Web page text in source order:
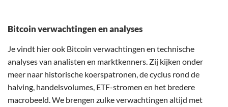
Bitcoin verwachtingen en analyses
Je vindt hier ook Bitcoin verwachtingen en technische
analyses van analisten en marktkenners. Zij kijken onder
meer naar historische koerspatronen, de cyclus rond de
halving, handelsvolumes, ETF-stromen en het bredere
macrobeeld. We brengen zulke verwachtingen altijd met